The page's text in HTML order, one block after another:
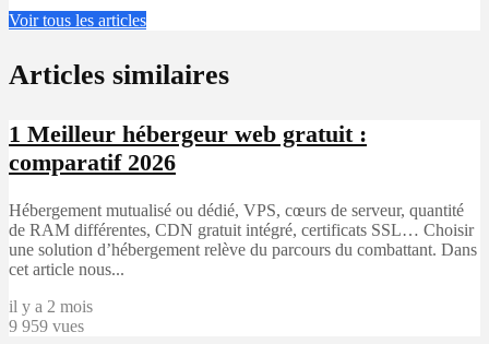
Voir tous les articles
Articles similaires
1 Meilleur hébergeur web gratuit :
comparatif 2026
Hébergement mutualisé ou dédié, VPS, cœurs de serveur, quantité
de RAM différentes, CDN gratuit intégré, certificats SSL… Choisir
une solution d’hébergement relève du parcours du combattant. Dans
cet article nous...
il y a 2 mois
9 959 vues